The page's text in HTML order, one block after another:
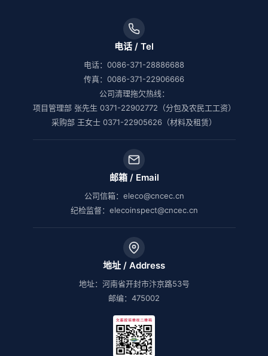
电话 / Tel
电话：0086-371-28886688
传真：0086-371-22906666
公司清理拖欠热线：
项目管理部 张先生 0371-22902772（分包及农民工工资）
采购部 王女士 0371-22905626（材料及租赁）
邮箱 / Email
公司信箱：eleco@cncec.cn
纪检监督：elecoinspect@cncec.cn
地址 / Address
地址：河南省开封市汴京路53号
邮编：475002